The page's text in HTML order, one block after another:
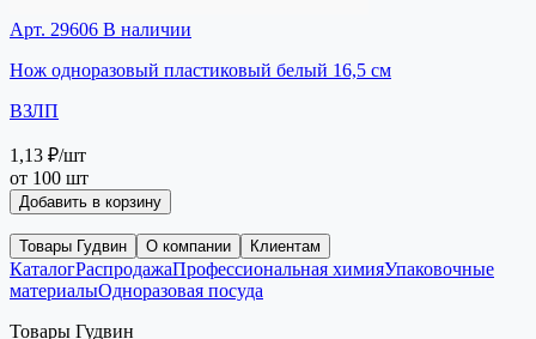
Арт. 29606 В наличии
Нож одноразовый пластиковый белый 16,5 см
ВЗЛП
1,13 ₽/шт
от 100 шт
Добавить в корзину
Товары Гудвин О компании Клиентам
КаталогРаспродажаПрофессиональная химияУпаковочные
материалыОдноразовая посуда
Товары Гудвин